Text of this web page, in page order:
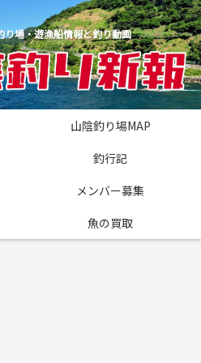
り場・遊漁船情報と釣り動画
山陰釣り場MAP
釣行記
メンバー募集
魚の買取